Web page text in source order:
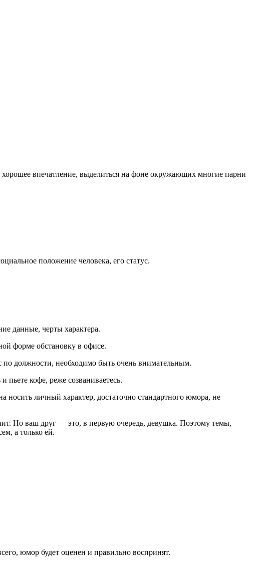
впечатление, выделиться на фоне окружающих многие парни
положение человека, его статус.
данные, черты характера.
форме обстановку в офисе.
должности, необходимо быть очень внимательным.
пьете кофе, реже созваниваетесь.
личный характер, достаточно стандартного юмора, не
Но ваш друг — это, в первую очередь, девушка. Поэтому темы,
а только ей.
юмор будет оценен и правильно воспринят.